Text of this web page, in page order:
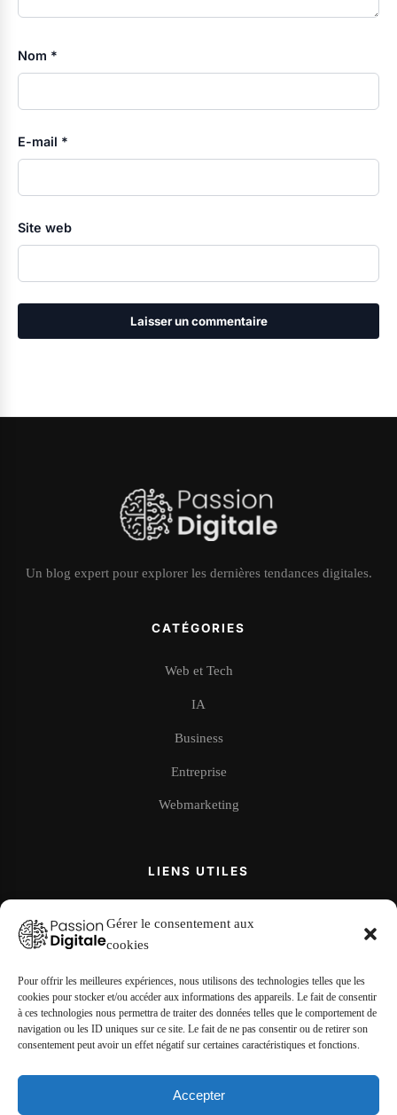
Gérer le consentement aux
cookies
Pour offrir les meilleures expériences, nous utilisons des technologies telles que les
cookies pour stocker et/ou accéder aux informations des appareils. Le fait de consentir
à ces technologies nous permettra de traiter des données telles que le comportement de
navigation ou les ID uniques sur ce site. Le fait de ne pas consentir ou de retirer son
consentement peut avoir un effet négatif sur certaines caractéristiques et fonctions.
Accepter
Nom *
E-mail *
Site web
Un blog expert pour explorer les dernières tendances digitales.
CATÉGORIES
Web et Tech
IA
Business
Entreprise
Webmarketing
LIENS UTILES
Mentions légales
NOUS SUIVRE